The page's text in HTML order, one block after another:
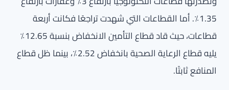
1.35٪. أما القطاعات التي شهدت تراجعًا فكانت أربعة
قطاعات، حيث قاد قطاع التأمين الانخفاض بنسبة 12.65٪
يليه قطاع الرعاية الصحية بانخفاض 2.52٪، بينما ظل قطاع
المنافع ثابتًا.